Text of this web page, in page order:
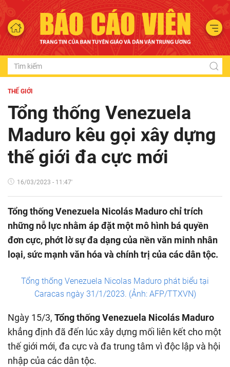
THẾ GIỚI
Tổng thống Venezuela
Maduro kêu gọi xây dựng
thế giới đa cực mới
16/03/2023 - 11:47'
Tổng thống Venezuela Nicolás Maduro chỉ trích
những nỗ lực nhằm áp đặt một mô hình bá quyền
đơn cực, phớt lờ sự đa dạng của nền văn minh nhân
loại, sức mạnh văn hóa và chính trị của các dân tộc.
Tổng thống Venezuela Nicolas Maduro phát biểu tại
Caracas ngày 31/1/2023. (Ảnh: AFP/TTXVN)
Ngày 15/3, Tổng thống Venezuela Nicolás Maduro
khẳng định đã đến lúc xây dựng mối liên kết cho một
thế giới mới, đa cực và đa trung tâm vì độc lập và hội
nhập của các dân tộc.